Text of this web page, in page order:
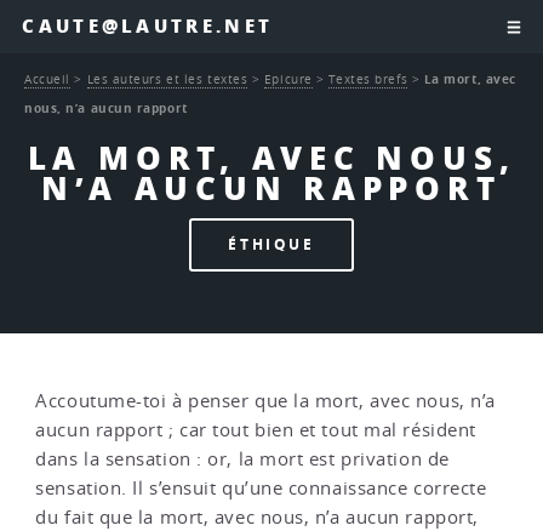
CAUTE@LAUTRE.NET
LA MORT, AVEC NOUS,
N’A AUCUN RAPPORT
ÉTHIQUE
Accueil > Les auteurs et les textes > Epicure >Textes brefs > La mort, avec
nous, n’a aucun rapport
Accoutume-toi à penser que la mort, avec nous, n’a
aucun rapport ; car tout bien et tout mal résident
dans la sensation : or, la mort est privation de
sensation. Il s’ensuit qu’une connaissance correcte
du fait que la mort, avec nous, n’a aucun rapport,